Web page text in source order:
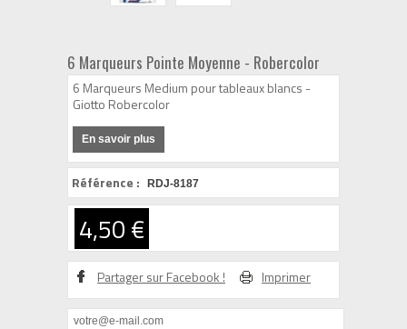
6 Marqueurs Pointe Moyenne - Robercolor
6 Marqueurs Medium pour tableaux blancs -
Giotto Robercolor
En savoir plus
Référence : RDJ-8187
4,50 €
Partager sur Facebook ! Imprimer